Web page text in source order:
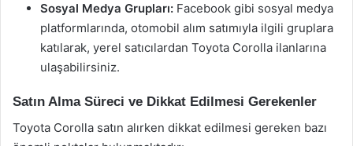
Sosyal Medya Grupları: Facebook gibi sosyal medya
platformlarında, otomobil alım satımıyla ilgili gruplara
katılarak, yerel satıcılardan Toyota Corolla ilanlarına
ulaşabilirsiniz.
Satın Alma Süreci ve Dikkat Edilmesi Gerekenler
Toyota Corolla satın alırken dikkat edilmesi gereken bazı